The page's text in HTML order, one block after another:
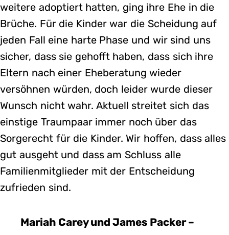
weitere adoptiert hatten, ging ihre Ehe in die
Brüche. Für die Kinder war die Scheidung auf
jeden Fall eine harte Phase und wir sind uns
sicher, dass sie gehofft haben, dass sich ihre
Eltern nach einer Eheberatung wieder
versöhnen würden, doch leider wurde dieser
Wunsch nicht wahr. Aktuell streitet sich das
einstige Traumpaar immer noch über das
Sorgerecht für die Kinder. Wir hoffen, dass alles
gut ausgeht und dass am Schluss alle
Familienmitglieder mit der Entscheidung
zufrieden sind.
Mariah Carey und James Packer –